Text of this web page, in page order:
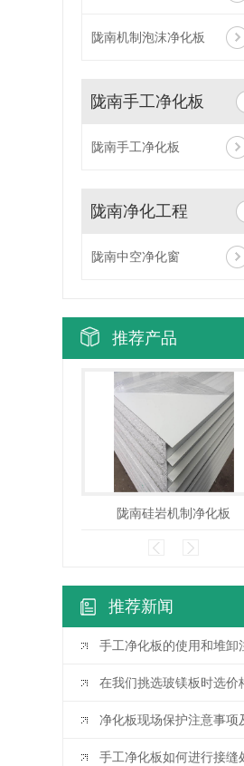
陇南机制泡沫净化板
陇南手工净化板
陇南手工净化板
陇南净化工程
陇南中空净化窗
推荐产品
陇南硅岩机制净化板
推荐新闻